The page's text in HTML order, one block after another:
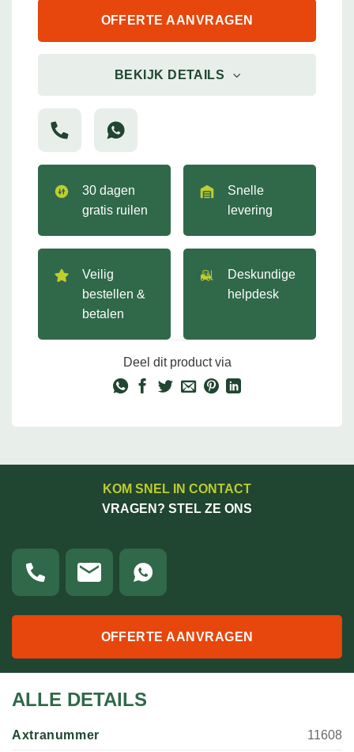
OFFERTE AANVRAGEN
BEKIJK DETAILS
30 dagen
gratis ruilen
Snelle
levering
Veilig
bestellen &
betalen
Deskundige
helpdesk
Deel dit product via
KOM SNEL IN CONTACT
VRAGEN? STEL ZE ONS
OFFERTE AANVRAGEN
ALLE DETAILS
Axtranummer 11608